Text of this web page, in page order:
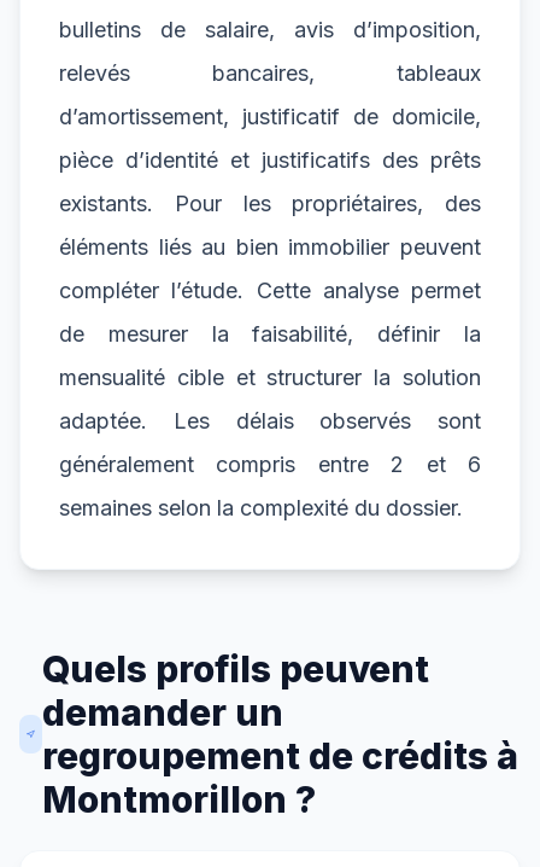
bulletins de salaire, avis d’imposition,
relevés bancaires, tableaux
d’amortissement, justificatif de domicile,
pièce d’identité et justificatifs des prêts
existants. Pour les propriétaires, des
éléments liés au bien immobilier peuvent
compléter l’étude. Cette analyse permet
de mesurer la faisabilité, définir la
mensualité cible et structurer la solution
adaptée. Les délais observés sont
généralement compris entre 2 et 6
semaines selon la complexité du dossier.
Quels profils peuvent
demander un
regroupement de crédits à
Montmorillon ?